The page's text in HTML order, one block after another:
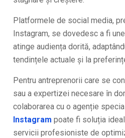
Platformele de social media,
Instagram, se dovedesc a fi
atinge audiența dorită,
tendințele actuale și la
Pentru antreprenorii care se
sau a expertizei necesare în
colaborarea cu o agenție
Instagram poate fi soluția
servicii profesioniste de